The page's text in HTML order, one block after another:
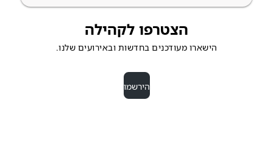
הצטרפו לקהילה
הישארו מעודכנים בחדשות ובאירועים שלנו.
הירשמו